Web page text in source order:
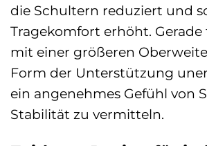
die Schultern reduziert und
Tragekomfort erhöht. Gerade
mit einer größeren
Form der Unterstützung
ein angenehmes Gefühl von
Stabilität zu vermitteln.